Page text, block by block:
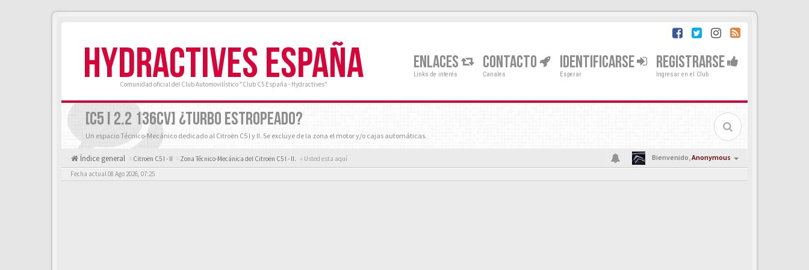
HYDRACTIVES ESPAÑA
Comunidad oficial del Club Automovilístico "Club C5 España - Hydractives"
ENLACES
Links de interés
CONTACTO
Canales
IDENTIFICARSE
Esperar
REGISTRARSE
Ingresar en el Club
[C5 I 2.2 136CV] ¿TURBO ESTROPEADO?
Un espacio Técnico-Mecánico dedicado al Citroën C5 I y II. Se excluye de la zona el motor y/o cajas automáticas.
Índice general Citroën C5 I - II Zona Técnico-Mecánica del Citroën C5 I - II. « Usted esta aquí Bienvenido,Anonymous
Fecha actual 08 Ago 2026, 07:25